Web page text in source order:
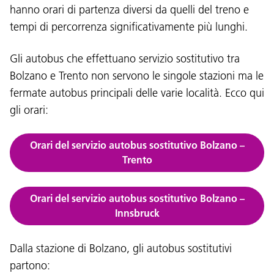
hanno orari di partenza diversi da quelli del treno e
tempi di percorrenza significativamente più lunghi.
Gli autobus che effettuano servizio sostitutivo tra
Bolzano e Trento non servono le singole stazioni ma le
fermate autobus principali delle varie località. Ecco qui
gli orari:
Orari del servizio autobus sostitutivo Bolzano –
Trento
Orari del servizio autobus sostitutivo Bolzano –
Innsbruck
Dalla stazione di Bolzano, gli autobus sostitutivi
partono: